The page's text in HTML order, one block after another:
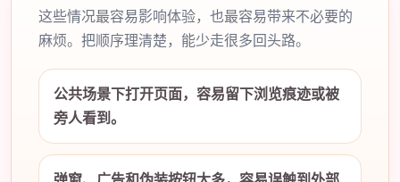
这些情况最容易影响体验，也最容易带来不必要的
麻烦。把顺序理清楚，能少走很多回头路。
公共场景下打开页面，容易留下浏览痕迹或被
旁人看到。